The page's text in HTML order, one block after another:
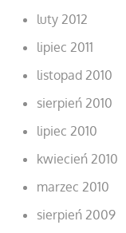
luty 2012
lipiec 2011
listopad 2010
sierpień 2010
lipiec 2010
kwiecień 2010
marzec 2010
sierpień 2009